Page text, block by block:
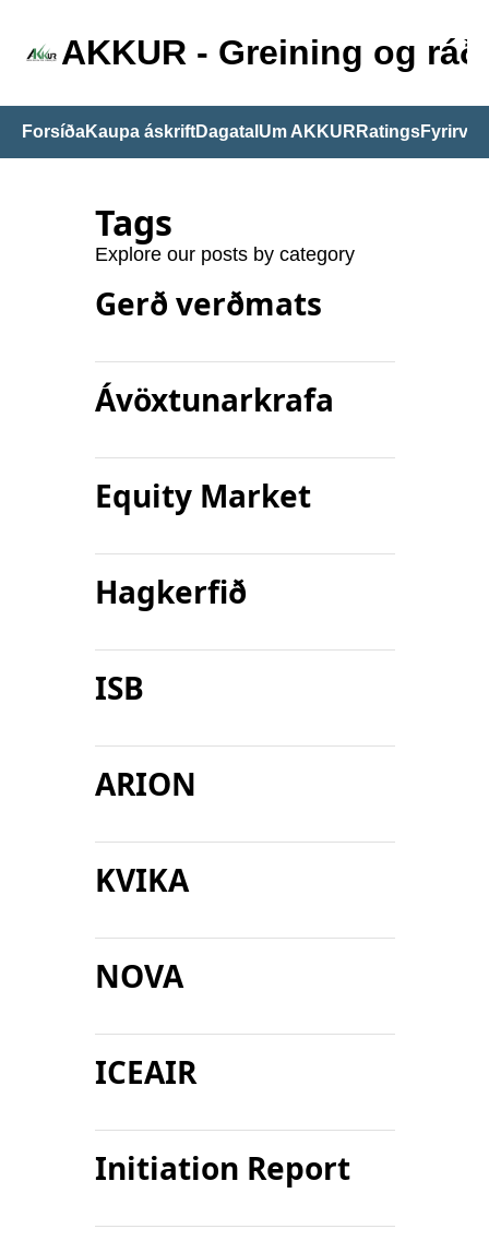
AKKUR - Greining og
ForsíðaKaupa áskriftDagatal Um AKKUR RatingsFyrirvari
Tags
Explore our posts by category
Gerð verðmats
Ávöxtunarkrafa
Equity Market
Hagkerfið
ISB
ARION
KVIKA
NOVA
ICEAIR
Initiation Report